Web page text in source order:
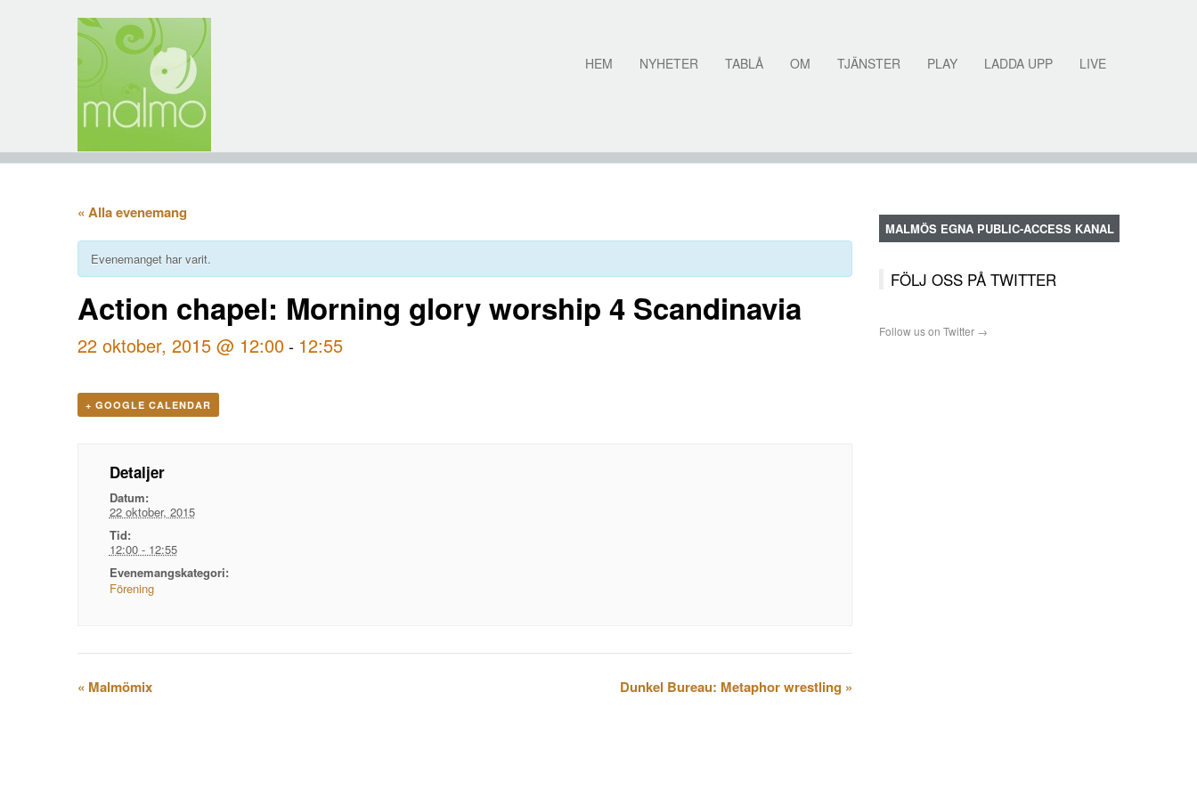
HEM NYHETER TABLÅ OM TJÄNSTER PLAY LADDA UPP LIVE
« Alla evenemang
Evenemanget har varit.
Action chapel: Morning glory worship 4 Scandinavia
22 oktober, 2015 @ 12:00- 12:55
+ GOOGLE CALENDAR
Detaljer
Datum:
22 oktober, 2015
Tid:
12:00 - 12:55
Evenemangskategori:
Förening
Evenemangsnavigation
« Malmömix Dunkel Bureau: Metaphor wrestling »
MALMÖS EGNA PUBLIC-ACCESS KANAL
FÖLJ OSS PÅ TWITTER
Follow us on Twitter →